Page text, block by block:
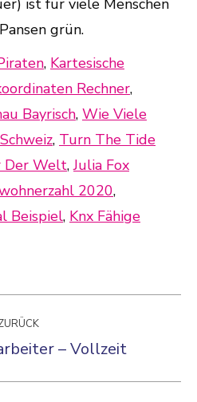
, Kartesische
Rechner,
Bayrisch, Wie Viele
, Turn The Tide
Der Welt,Julia Fox
2020,
Beispiel, Knx Fähige
Vorheriger– Vollzeit